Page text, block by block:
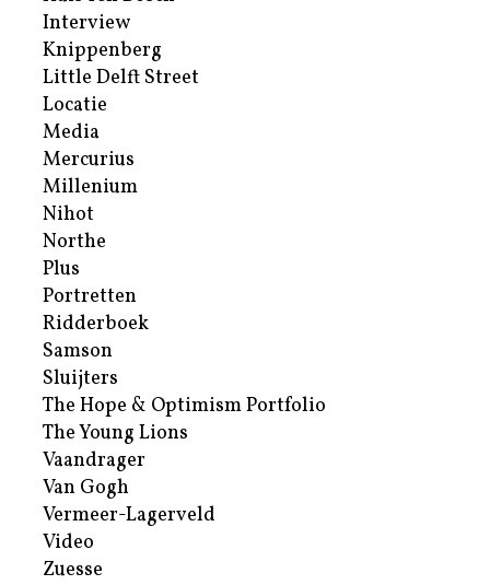
Interview
Knippenberg
Little Delft Street
Locatie
Media
Mercurius
Millenium
Nihot
Northe
Plus
Portretten
Ridderboek
Samson
Sluijters
The Hope & Optimism Portfolio
The Young Lions
Vaandrager
Van Gogh
Vermeer-Lagerveld
Video
Zuesse